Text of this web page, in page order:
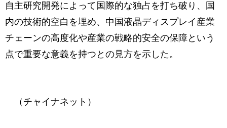
自主研究開発によって国際的な独占を打ち破り、国
内の技術的空白を埋め、中国液晶ディスプレイ産業
チェーンの高度化や産業の戦略的安全の保障という
点で重要な意義を持つとの見方を示した。
（チャイナネット）